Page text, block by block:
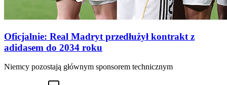
Oficjalnie: Real Madryt przedłużył kontrakt z
adidasem do 2034 roku
Niemcy pozostają głównym sponsorem technicznym